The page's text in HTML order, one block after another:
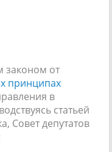
законом от
принципах
в
статьей
Совет депутатов